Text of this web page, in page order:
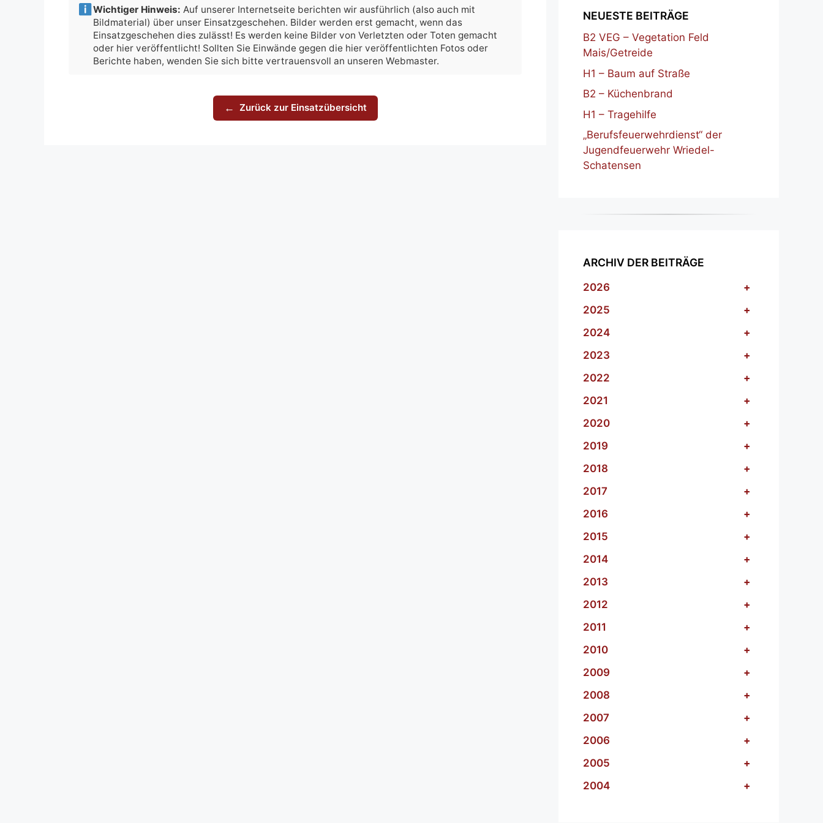
Wichtiger Hinweis: Auf unserer Internetseite berichten wir ausführlich (also auch mit
Bildmaterial) über unser Einsatzgeschehen. Bilder werden erst gemacht, wenn das
Einsatzgeschehen dies zulässt! Es werden keine Bilder von Verletzten oder Toten gemacht
oder hier veröffentlicht! Sollten Sie Einwände gegen die hier veröffentlichten Fotos oder
Berichte haben, wenden Sie sich bitte vertrauensvoll an unseren Webmaster.
← Zurück zur Einsatzübersicht
NEUESTE BEITRÄGE
B2 VEG – Vegetation Feld
Mais/Getreide
H1 – Baum auf Straße
B2 – Küchenbrand
H1 – Tragehilfe
„Berufsfeuerwehrdienst“ der
Jugendfeuerwehr Wriedel-
Schatensen
ARCHIV DER BEITRÄGE
2026
+
2025
+
2024
+
2023
+
2022
+
2021
+
2020
+
2019
+
2018
+
2017
+
2016
+
2015
+
2014
+
2013
+
2012
+
2011
+
2010
+
2009
+
2008
+
2007
+
2006
+
2005
+
2004
+